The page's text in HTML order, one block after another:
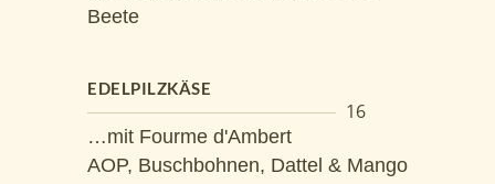
Beete
EDELPILZKÄSE
16
…mit Fourme d'Ambert
AOP, Buschbohnen, Dattel & Mango